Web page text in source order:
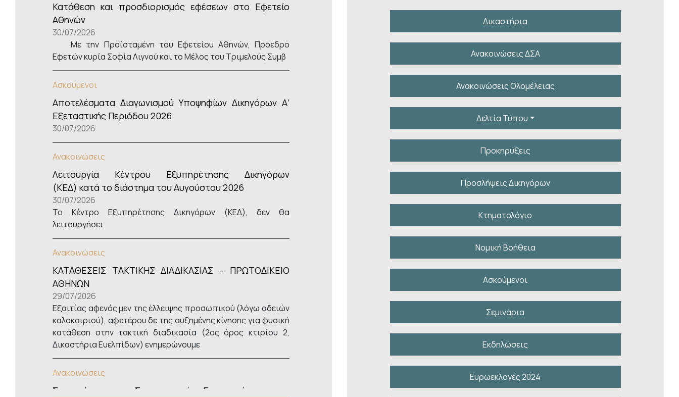
Κατάθεση και προσδιορισμός εφέσεων στο Εφετείο
Αθηνών
30/07/2026
Με την Προϊσταμένη του Εφετείου Αθηνών, Πρόεδρο
Εφετών κυρία Σοφία Λιγνού και το Μέλος του Τριμελούς Συμβ
Ασκούμενοι
Αποτελέσματα Διαγωνισμού Υποψηφίων Δικηγόρων Α’
Εξεταστικής Περιόδου 2026
30/07/2026
Ανακοινώσεις
Λειτουργία Κέντρου Εξυπηρέτησης Δικηγόρων
(ΚΕΔ) κατά το διάστημα του Αυγούστου 2026
30/07/2026
Το Κέντρο Εξυπηρέτησης Δικηγόρων (ΚΕΔ), δεν θα
λειτουργήσει
Ανακοινώσεις
ΚΑΤΑΘΕΣΕΙΣ ΤΑΚΤΙΚΗΣ ΔΙΑΔΙΚΑΣΙΑΣ – ΠΡΩΤΟΔΙΚΕΙΟ
ΑΘΗΝΩΝ
29/07/2026
Εξαιτίας αφενός μεν της έλλειψης προσωπικού (λόγω αδειών
καλοκαιριού), αφετέρου δε της αυξημένης κίνησης για φυσική
κατάθεση στην τακτική διαδικασία (2ος όρος κτιρίου 2,
Δικαστήρια Ευελπίδων) ενημερώνουμε
Ανακοινώσεις
Συναντήσεις της Συντονιστικής Επιτροπής με τον
κατηγορίες νέων
Δικαστήρια
Ανακοινώσεις ΔΣΑ
Ανακοινώσεις Ολομέλειας
Δελτία Τύπου
Προκηρύξεις
Προσλήψεις Δικηγόρων
Κτηματολόγιο
Νομική Βοήθεια
Ασκούμενοι
Σεμινάρια
Εκδηλώσεις
Ευρωεκλογές 2024